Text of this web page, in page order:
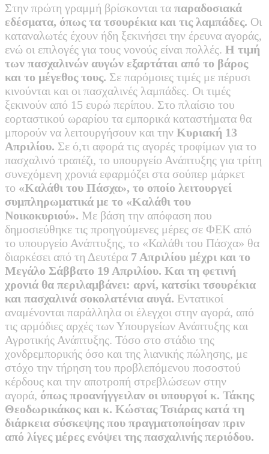
Στην πρώτη γραμμή βρίσκονται τα παραδοσιακά
εδέσματα, όπως τα τσουρέκια και τις λαμπάδες. Οι
καταναλωτές έχουν ήδη ξεκινήσει την έρευνα αγοράς,
ενώ οι επιλογές για τους νονούς είναι πολλές. Η τιμή
των πασχαλινών αυγών εξαρτάται από το βάρος
και το μέγεθος τους. Σε παρόμοιες τιμές με πέρυσι
κινούνται και οι πασχαλινές λαμπάδες. Οι τιμές
ξεκινούν από 15 ευρώ περίπου. Στο πλαίσιο του
εορταστικού ωραρίου τα εμπορικά καταστήματα θα
μπορούν να λειτουργήσουν και την Κυριακή 13
Απριλίου. Σε ό,τι αφορά τις αγορές τροφίμων για το
πασχαλινό τραπέζι, το υπουργείο Ανάπτυξης για τρίτη
συνεχόμενη χρονιά εφαρμόζει στα σούπερ μάρκετ
το «Καλάθι του Πάσχα», το οποίο λειτουργεί
συμπληρωματικά με το «Καλάθι του
Νοικοκυριού». Με βάση την απόφαση που
δημοσιεύθηκε τις προηγούμενες μέρες σε ΦΕΚ από
το υπουργείο Ανάπτυξης, το «Καλάθι του Πάσχα» θα
διαρκέσει από τη Δευτέρα 7 Απριλίου μέχρι και το
Μεγάλο Σάββατο 19 Απριλίου. Και τη φετινή
χρονιά θα περιλαμβάνει: αρνί, κατσίκι τσουρέκια
και πασχαλινά σοκολατένια αυγά. Εντατικοί
αναμένονται παράλληλα οι έλεγχοι στην αγορά, από
τις αρμόδιες αρχές των Υπουργείων Ανάπτυξης και
Αγροτικής Ανάπτυξης. Τόσο στο στάδιο της
χονδρεμπορικής όσο και της λιανικής πώλησης, με
στόχο την τήρηση του προβλεπόμενου ποσοστού
κέρδους και την αποτροπή στρεβλώσεων στην
αγορά, όπως προανήγγειλαν οι υπουργοί κ. Τάκης
Θεοδωρικάκος και κ. Κώστας Τσιάρας κατά τη
διάρκεια σύσκεψης που πραγματοποίησαν πριν
από λίγες μέρες ενόψει της πασχαλινής περιόδου.